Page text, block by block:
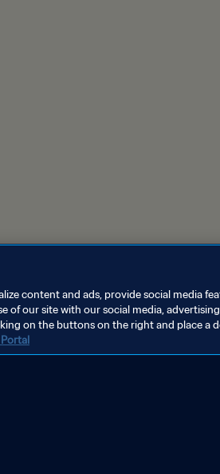
content and ads, provide social media
of our site with our social media,
on the buttons on the right and place a